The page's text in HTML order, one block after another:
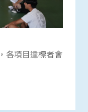
各項目達標者會